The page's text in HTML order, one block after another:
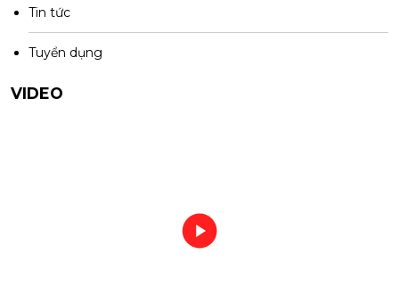
Tin tức
Tuyển dụng
VIDEO